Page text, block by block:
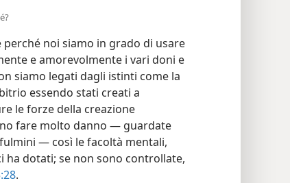
noi siamo in grado di usare
e amorevolmente i vari doni e
siamo legati dagli istinti come la
essendo stati creati a
le forze della creazione
fare molto danno — guardate
— così le facoltà mentali,
ha dotati; se non sono controllate,
.